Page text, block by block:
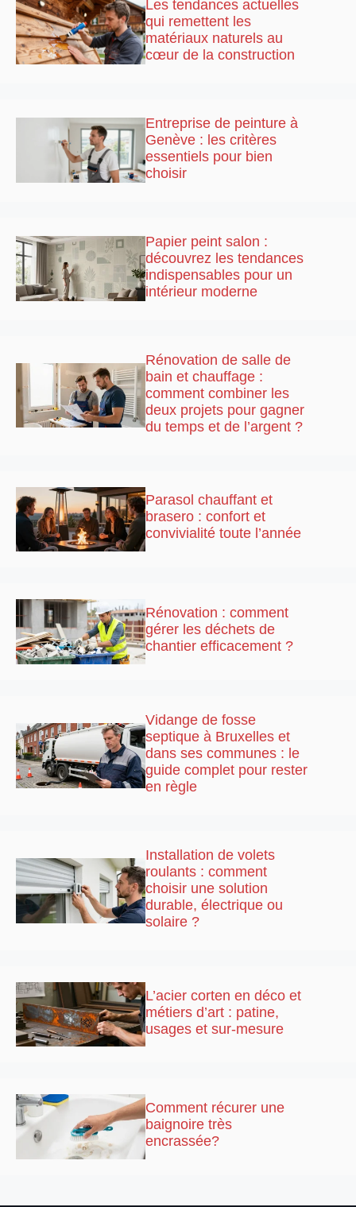
Les tendances actuelles
qui remettent les
matériaux naturels au
cœur de la construction
Entreprise de peinture à
Genève : les critères
essentiels pour bien
choisir
Papier peint salon :
découvrez les tendances
indispensables pour un
intérieur moderne
Rénovation de salle de
bain et chauffage :
comment combiner les
deux projets pour gagner
du temps et de l’argent ?
Parasol chauffant et
brasero : confort et
convivialité toute l’année
Rénovation : comment
gérer les déchets de
chantier efficacement ?
Vidange de fosse
septique à Bruxelles et
dans ses communes : le
guide complet pour rester
en règle
Installation de volets
roulants : comment
choisir une solution
durable, électrique ou
solaire ?
L’acier corten en déco et
métiers d’art : patine,
usages et sur-mesure
Comment récurer une
baignoire très
encrassée?